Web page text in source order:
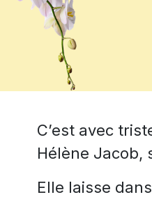
C’est avec
Hélène Jacob,
Elle laisse